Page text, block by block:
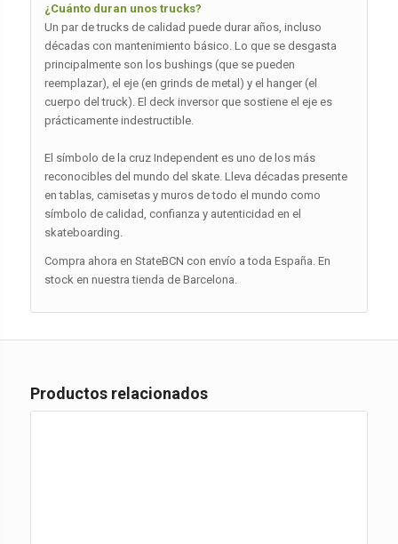
¿Cuánto duran unos trucks?
Un par de trucks de calidad puede durar años, incluso
décadas con mantenimiento básico. Lo que se desgasta
principalmente son los bushings (que se pueden
reemplazar), el eje (en grinds de metal) y el hanger (el
cuerpo del truck). El deck inversor que sostiene el eje es
prácticamente indestructible.
El símbolo de la cruz Independent es uno de los más
reconocibles del mundo del skate. Lleva décadas presente
en tablas, camisetas y muros de todo el mundo como
símbolo de calidad, confianza y autenticidad en el
skateboarding.
Compra ahora en StateBCN con envío a toda España. En
stock en nuestra tienda de Barcelona.
Productos relacionados